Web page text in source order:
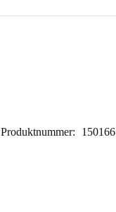
Produktnummer: 150166